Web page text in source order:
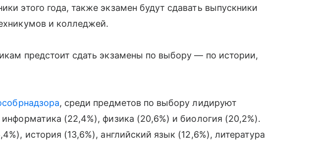
этого года, также экзамен будут сдавать выпускники
и колледжей.
предстоит сдать экзамены по выбору — по истории,
, среди предметов по выбору лидируют
(22,4%), физика (20,6%) и биология (20,2%).
история (13,6%), английский язык (12,6%), литература